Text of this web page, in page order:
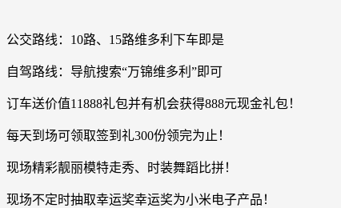
公交路线：10路、15路维多利下车即是
自驾路线：导航搜索“万锦维多利”即可
订车送价值11888礼包并有机会获得888元现金礼包！
每天到场可领取签到礼300份领完为止！
现场精彩靓丽模特走秀、时装舞蹈比拼！
现场不定时抽取幸运奖幸运奖为小米电子产品！